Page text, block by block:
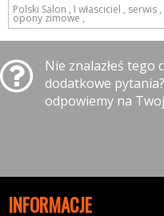
Polski Salon , I własciciel , serwis ,
opony zimowe ,
Nie znalazłeś tego
dodatkowe
odpowiemy na
INFORMACJE